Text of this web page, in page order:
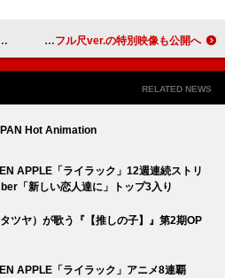
米津玄師×伊藤沙莉が『虎に翼』特番で対談、主題歌フル尺ver.の特別映像も公開へ
RELATED NEWS
Hot Animation
APPLE「ライラック」12週連続ストリ
「新しい恋人達に」トップ3入り
ツヤ）が歌う『【推しの子】』第2期OP
APPLE「ライラック」アニメ8連覇